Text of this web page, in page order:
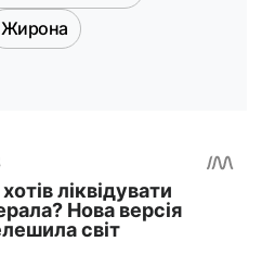
Жирона